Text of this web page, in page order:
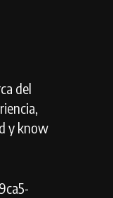
del
y know